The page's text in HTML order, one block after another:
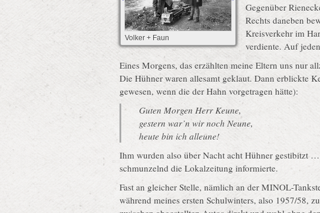
Volker + Faun
Gegenüber
Rechts daneben
Kreisverkehr im
verdiente. Auf
Eines Morgens, das erzählten meine Eltern uns nur
Die Hühner waren allesamt geklaut. Dann erblickte
gewesen, wenn die der Hahn vorgetragen hätte):
Guten Morgen Herr Keune,
gestern war’n wir noch Neune,
heute bin ich alleune!
Ihm wurden also über Nacht acht Hühner gestibitzt
schmunzelnd die Lokalzeitung informierte.
Fast an gleicher Stelle, nämlich an der MINOL-
während meines ersten Schulwinters, also 1957/58,